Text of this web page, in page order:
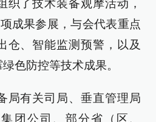
织了技术装备观摩活动，
成果参展，与会代表重点
仓、智能监测预警，以及
色防控等技术成果。
局有关司局、垂直管理局
团公司、部分省（区、